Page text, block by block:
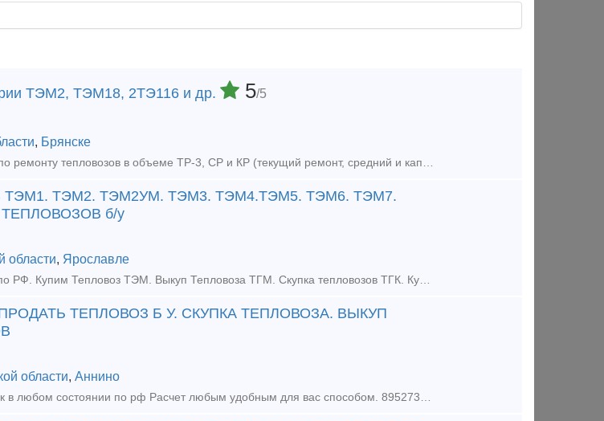
ТЭМ2, ТЭМ18, 2ТЭ116 и др. 5/5
, Брянске
Предлагаем оказание услуг по ремонту тепловозов в объеме ТР-3, СР и КР (текущий ремонт, средний и капитальный ремонт). Осуществляем ремонт тепловозов серии: - ТЭМ2 (ТЭМ2У, ТЭМ2УМ); - ТЭМ18 (ТЭМ18Д,
ТЭМ2. ТЭМ2УМ. ТЭМ3. ТЭМ4.ТЭМ5. ТЭМ6. ТЭМ7.
б/у
области, Ярославле
Быстрый Выкуп Тепловозов по РФ. Купим Тепловоз ТЭМ. Выкуп Тепловоза ТГМ. Скупка тепловозов ТГК. Купим тепловозы б/у любых марок, в любом состоянии. Расчёт любым удобным для вас способом. Работаем по в
ТЕПЛОВОЗ Б У. СКУПКА ТЕПЛОВОЗА. ВЫКУП
области, Аннино
Куплю тепловозы тгм, тэм, тгк в любом состоянии по рф Расчет любым удобным для вас способом. 89527311117 вотсап телеграмм.